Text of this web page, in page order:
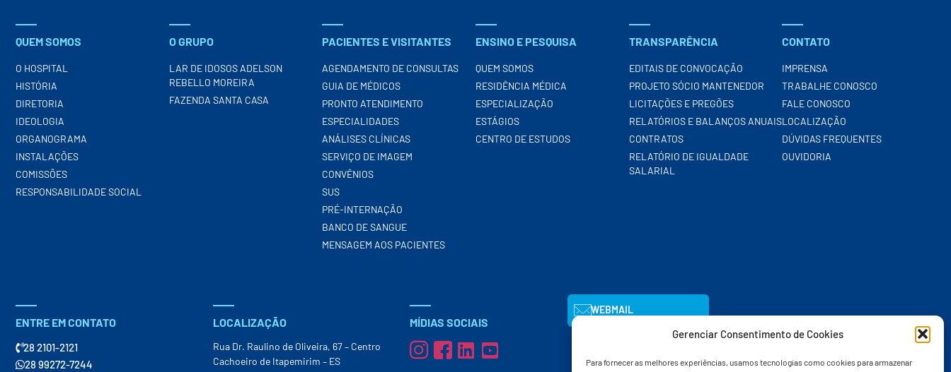
Gerenciar Consentimento de Cookies
Para fornecer as melhores experiências, usamos tecnologias como cookies para armazenar
QUEM SOMOS
O HOSPITAL
HISTÓRIA
DIRETORIA
IDEOLOGIA
ORGANOGRAMA
INSTALAÇÕES
COMISSÕES
RESPONSABILIDADE SOCIAL
O GRUPO
LAR DE IDOSOS ADELSON
REBELLO MOREIRA
FAZENDA SANTA CASA
PACIENTES E VISITANTES
AGENDAMENTO DE CONSULTAS
GUIA DE MÉDICOS
PRONTO ATENDIMENTO
ESPECIALIDADES
ANÁLISES CLÍNICAS
SERVIÇO DE IMAGEM
CONVÊNIOS
SUS
PRÉ-INTERNAÇÃO
BANCO DE SANGUE
MENSAGEM AOS PACIENTES
ENSINO E PESQUISA
QUEM SOMOS
RESIDÊNCIA MÉDICA
ESPECIALIZAÇÃO
ESTÁGIOS
CENTRO DE ESTUDOS
TRANSPARÊNCIA
EDITAIS DE CONVOCAÇÃO
PROJETO SÓCIO MANTENEDOR
LICITAÇÕES E PREGÕES
RELATÓRIOS E BALANÇOS ANUAIS
CONTRATOS
RELATÓRIO DE IGUALDADE
SALARIAL
CONTATO
IMPRENSA
TRABALHE CONOSCO
FALE CONOSCO
LOCALIZAÇÃO
DÚVIDAS FREQUENTES
OUVIDORIA
ENTRE EM CONTATO
28 2101-2121
28 99272-7244
LOCALIZAÇÃO
Rua Dr. Raulino de Oliveira, 67 – Centro
Cachoeiro de Itapemirim – ES
MÍDIAS SOCIAIS
WEBMAIL